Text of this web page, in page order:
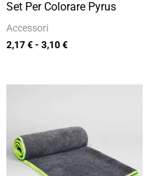
Set Per Colorare Pyrus
Accessori
2,17€- 3,10€
da
7,66 €
a
10,94 €